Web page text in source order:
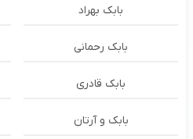
بابک بهراد
بابک رحمانی
بابک قادری
بابک و آرتان